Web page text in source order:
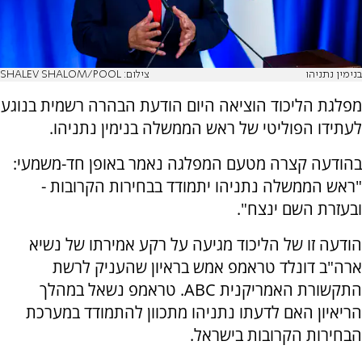
בנימין נתניהו צילום: SHALEV SHALOM/POOL
מפלגת הליכוד הוציאה היום הודעת הבהרה רשמית בנוגע
לעתידו הפוליטי של ראש הממשלה בנימין נתניהו.
בהודעה קצרה מטעם המפלגה נאמר באופן חד-משמעי:
"ראש הממשלה נתניהו יתמודד בבחירות הקרובות -
ובעזרת השם ינצח".
הודעה זו של הליכוד מגיעה על רקע אמירתו של נשיא
ארה"ב דונלד טראמפ אמש בראיון שהעניק לרשת
התקשורת האמריקנית ABC. טראמפ נשאל במהלך
הריאיון האם לדעתו נתניהו מתכוון להתמודד במערכת
הבחירות הקרובות בישראל.